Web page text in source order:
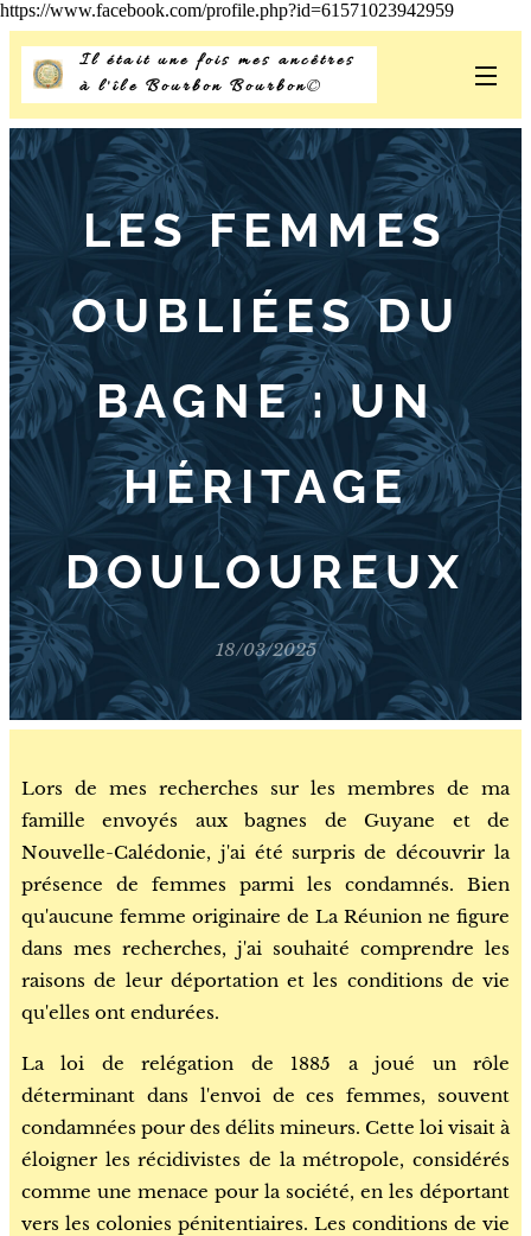
https://www.facebook.com/profile.php?id=61571023942959
Il était une fois mes ancêtres
à l'île Bourbon Bourbon©
LES FEMMES
OUBLI ÉES DU
BAGNE : UN
HÉRITAGE
DOULOUREUX
18/03/2025
Lors de mes recherches sur les membres de ma
famille envoyés aux bagnes de Guyane et de
Nouvelle-Calédonie, j'ai été surpris de découvrir la
présence de femmes parmi les condamnés. Bien
qu'aucune femme originaire de La Réunion ne figure
dans mes recherches, j'ai souhaité comprendre les
raisons de leur déportation et les conditions de vie
qu'elles ont endurées.
La loi de relégation de 1885 a joué un rôle
déterminant dans l'envoi de ces femmes, souvent
condamnées pour des délits mineurs. Cette loi visait à
éloigner les récidivistes de la métropole, considérés
comme une menace pour la société, en les déportant
vers les colonies pénitentiaires. Les conditions de vie